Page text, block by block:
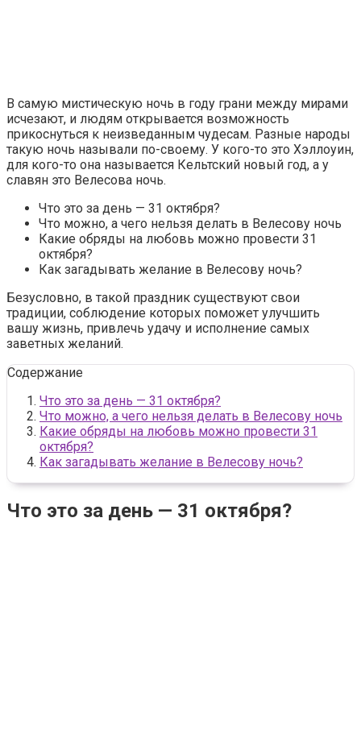
В самую мистическую ночь в году грани между мирами
исчезают, и людям открывается возможность
прикоснуться к неизведанным чудесам. Разные народы
такую ночь называли по-своему. У кого-то это Хэллоуин,
для кого-то она называется Кельтский новый год, а у
славян это Велесова ночь.
Что это за день — 31 октября?
Что можно, а чего нельзя делать в Велесову ночь
Какие обряды на любовь можно провести 31
октября?
Как загадывать желание в Велесову ночь?
Безусловно, в такой праздник существуют свои
традиции, соблюдение которых поможет улучшить
вашу жизнь, привлечь удачу и исполнение самых
заветных желаний.
Содержание
Что это за день — 31 октября?
Что можно, а чего нельзя делать в Велесову ночь
Какие обряды на любовь можно провести 31
октября?
Как загадывать желание в Велесову ночь?
Что это за день — 31 октября?